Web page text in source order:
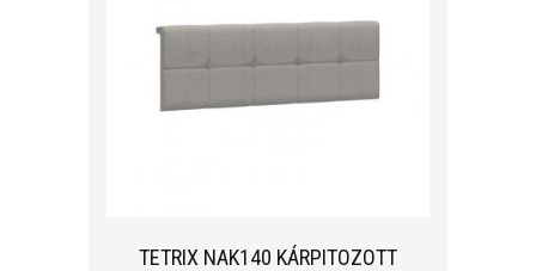
TETRIX NAK140 KÁRPITOZOTT